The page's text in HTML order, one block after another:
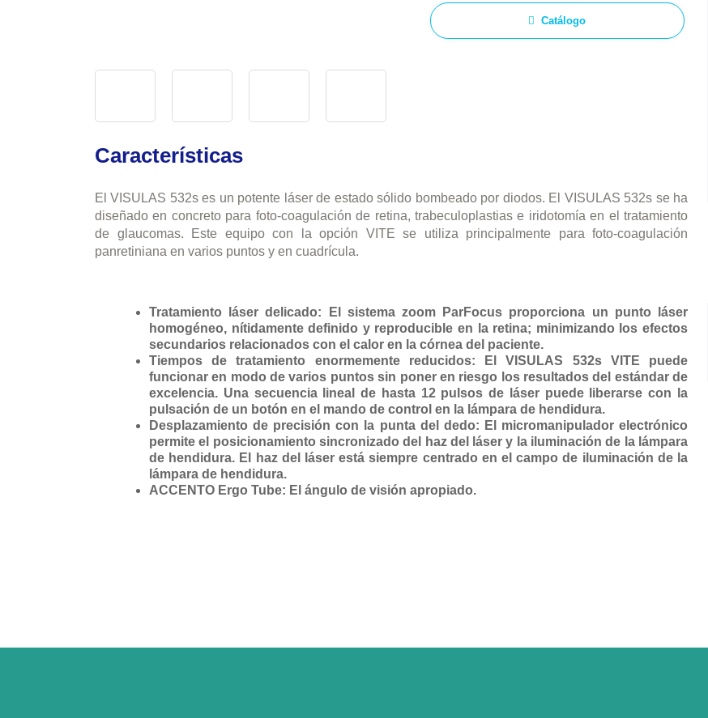
Catálogo
Características
El VISULAS 532s es un potente láser de estado sólido bombeado por diodos. El VISULAS 532s se ha
diseñado en concreto para foto-coagulación de retina, trabeculoplastias e iridotomía en el tratamiento
de glaucomas. Este equipo con la opción VITE se utiliza principalmente para foto-coagulación
panretiniana en varios puntos y en cuadrícula.
Tratamiento láser delicado: El sistema zoom ParFocus proporciona un punto láser
homogéneo, nítidamente definido y reproducible en la retina; minimizando los efectos
secundarios relacionados con el calor en la córnea del paciente.
Tiempos de tratamiento enormemente reducidos: El VISULAS 532s VITE puede
funcionar en modo de varios puntos sin poner en riesgo los resultados del estándar de
excelencia. Una secuencia lineal de hasta 12 pulsos de láser puede liberarse con la
pulsación de un botón en el mando de control en la lámpara de hendidura.
Desplazamiento de precisión con la punta del dedo: El micromanipulador electrónico
permite el posicionamiento sincronizado del haz del láser y la iluminación de la lámpara
de hendidura. El haz del láser está siempre centrado en el campo de iluminación de la
lámpara de hendidura.
ACCENTO Ergo Tube: El ángulo de visión apropiado.